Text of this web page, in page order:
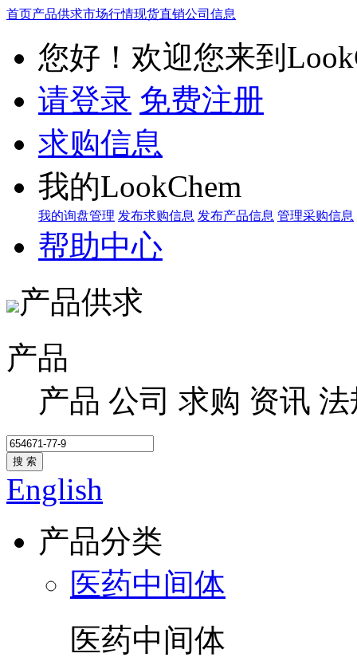
首页产品供求市场行情现货直销公司信息
您好！欢迎您来到
请登录 免费注册
求购信息
我的LookChem
我的询盘管理 发布求购信息 发布产品信息 管理采购信息
帮助中心
产品供求
产品
产品 公司 求购 资讯 法
搜 索
English
产品分类
医药中间体
医药中间体